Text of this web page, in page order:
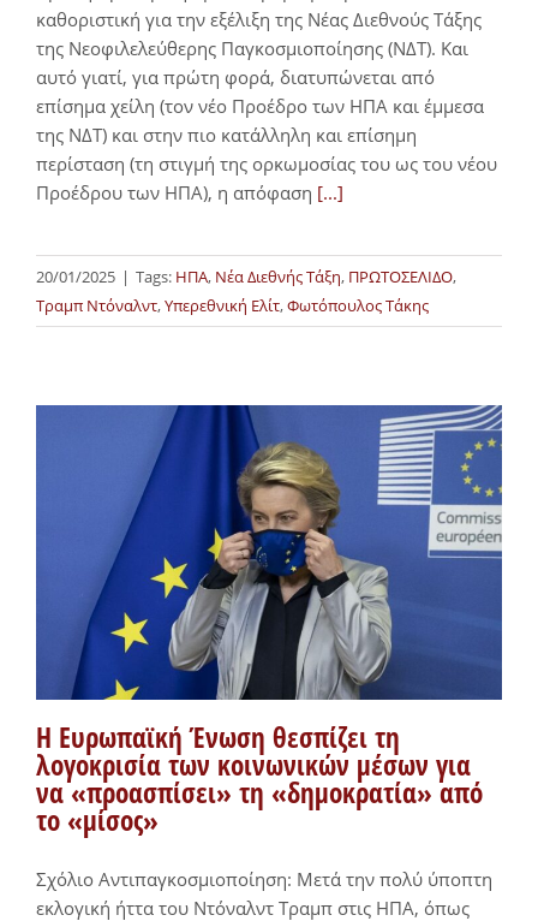
καθοριστική για την εξέλιξη της Νέας Διεθνούς Τάξης
της Νεοφιλελεύθερης Παγκοσμιοποίησης (ΝΔΤ). Και
αυτό γιατί, για πρώτη φορά, διατυπώνεται από
επίσημα χείλη (τον νέο Προέδρο των ΗΠΑ και έμμεσα
της ΝΔΤ) και στην πιο κατάλληλη και επίσημη
περίσταση (τη στιγμή της ορκωμοσίας του ως του νέου
Προέδρου των ΗΠΑ), η απόφαση [...]
20/01/2025 | Tags: ΗΠΑ, Νέα Διεθνής Τάξη, ΠΡΩΤΟΣΕΛΙΔΟ,
Τραμπ Ντόναλντ,Υπερεθνική Ελίτ,Φωτόπουλος Τάκης
Η Ευρωπαϊκή Ένωση θεσπίζει τη
λογοκρισία των κοινωνικών μέσων για
να «προασπίσει» τη «δημοκρατία» από
το «μίσος»
Σχόλιο Αντιπαγκοσμιοποίηση: Μετά την πολύ ύποπτη
εκλογική ήττα του Ντόναλντ Τραμπ στις ΗΠΑ, όπως